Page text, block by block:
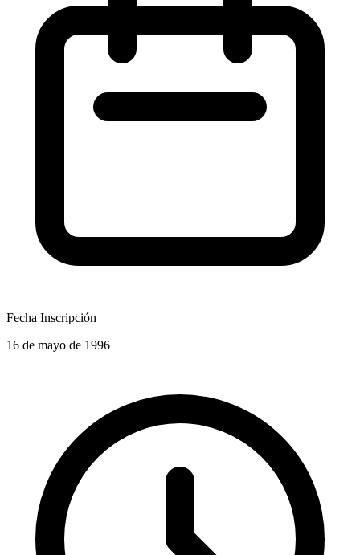
Fecha Inscripción
16 de mayo de 1996